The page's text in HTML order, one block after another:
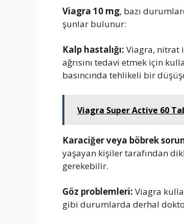
Viagra 10 mg, bazı
şunlar bulunur:
Kalp hastalığı: Viagra, nitrat
ağrısını tedavi etmek için
basıncında tehlikeli bir
Viagra Super Active 60
Karaciğer veya böbrek
yaşayan kişiler tarafından
gerekebilir.
Göz problemleri: Viagra
gibi durumlarda derhal